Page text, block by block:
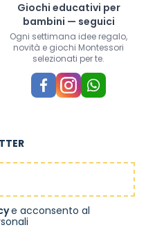
Giochi educativi per
bambini — seguici
Ogni settimana idee regalo,
novità e giochi Montessori
selezionati per te.
e acconsento al